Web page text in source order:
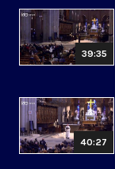
39:35
40:27